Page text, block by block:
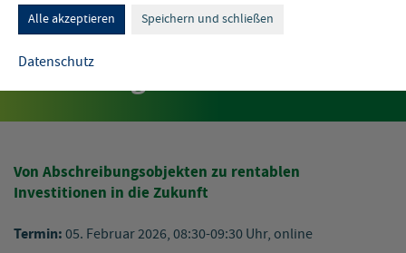
60min:Greentech.Ruhr:
Rückbau alter
Industriegebäude
Von Abschreibungsobjekten zu rentablen
Investitionen in die Zukunft
Termin:05. Februar 2026, 08:30-09:30 Uhr, online
Alle akzeptieren Speichern und schließen
Datenschutz